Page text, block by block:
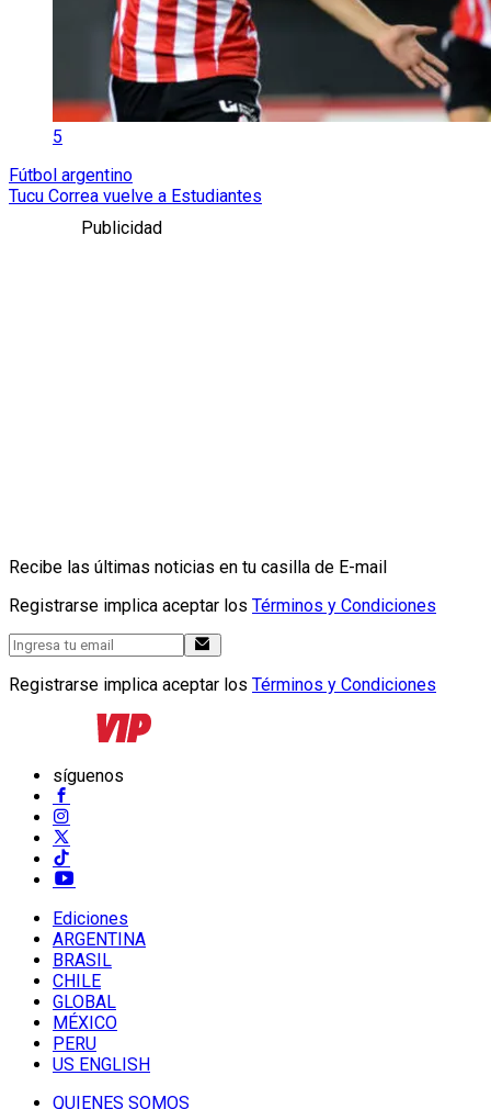
5
Fútbol argentino
Tucu Correa vuelve a Estudiantes
Publicidad
Recibe las últimas noticias en tu casilla de E-mail
Registrarse implica aceptar los Términos y Condiciones
Registrarse implica aceptar los Términos y Condiciones
síguenos
Ediciones
ARGENTINA
BRASIL
CHILE
GLOBAL
MÉXICO
PERU
US ENGLISH
QUIENES SOMOS